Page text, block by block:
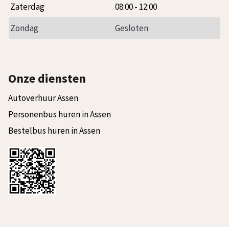
Zaterdag
08:00- 12:00
Zondag
Gesloten
Onze diensten
Autoverhuur Assen
Personenbus huren in Assen
Bestelbus huren in Assen